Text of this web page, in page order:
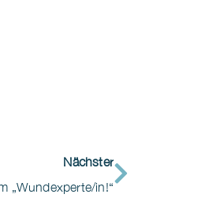
Nächster
„Wundexperte/in!“